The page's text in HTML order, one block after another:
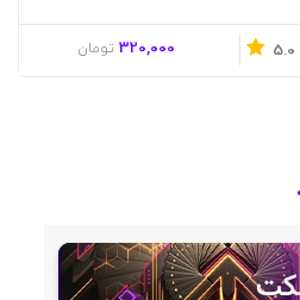
5.0
320,000 تومان